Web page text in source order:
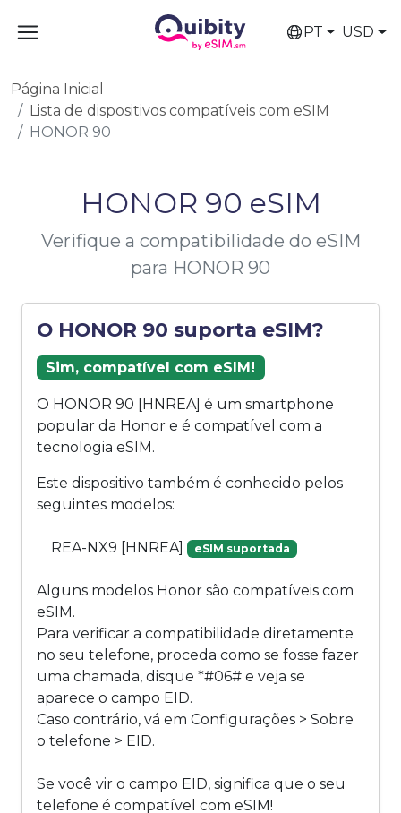
PT USD
Página Inicial
Lista de dispositivos compatíveis com eSIM
HONOR 90
HONOR 90 eSIM
Verifique a compatibilidade do eSIM
para HONOR 90
O HONOR 90 suporta eSIM?
Sim, compatível com eSIM!
O HONOR 90 [HNREA] é um smartphone
popular da Honor e é compatível com a
tecnologia eSIM.
Este dispositivo também é conhecido pelos
seguintes modelos:
REA-NX9 [HNREA] eSIM suportada
Alguns modelos Honor são compatíveis com
eSIM.
Para verificar a compatibilidade diretamente
no seu telefone, proceda como se fosse fazer
uma chamada, disque *#06# e veja se
aparece o campo EID.
Caso contrário, vá em Configurações > Sobre
o telefone > EID.
Se você vir o campo EID, significa que o seu
telefone é compatível com eSIM!